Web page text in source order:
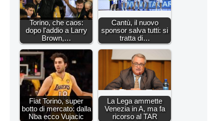
Torino, che caos:
dopo l'addio a Larry
Brown,…
Cantù, il nuovo
sponsor salva tutti: si
tratta di…
Fiat Torino, super
botto di mercato: dalla
Nba ecco Vujacic
La Lega ammette
Venezia in A, ma fa
ricorso al TAR